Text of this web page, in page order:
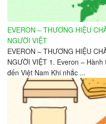
EVERON – THƯƠNG HIỆU
NGƯỜI VIỆT
EVERON – THƯƠNG HIỆU
NGƯỜI VIỆT 1. Everon –
đến Việt Nam Khi nhắc ...